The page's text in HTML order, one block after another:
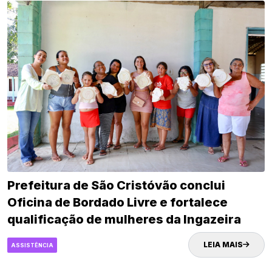
Prefeitura de São Cristóvão conclui
Oficina de Bordado Livre e fortalece
qualificação de mulheres da Ingazeira
ASSISTÊNCIA LEIA MAIS